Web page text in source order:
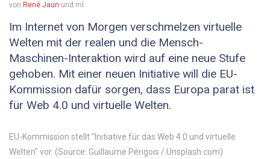
von René Jaun und ml
Im Internet von Morgen verschmelzen virtuelle
Welten mit der realen und die Mensch-
Maschinen-Interaktion wird auf eine neue Stufe
gehoben. Mit einer neuen Initiative will die EU-
Kommission dafür sorgen, dass Europa parat ist
für Web 4.0 und virtuelle Welten.
EU-Kommission stellt "Initiative für das Web 4.0 und virtuelle
Welten" vor. (Source: Guillaume Périgois / Unsplash.com)